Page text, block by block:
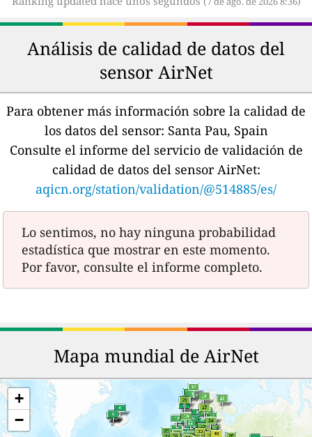
Análisis de calidad de datos del
sensor AirNet
Para obtener más información sobre la calidad de
los datos del sensor: Santa Pau, Spain
Consulte el informe del servicio de validación de
calidad de datos del sensor AirNet:
aqicn.org/station/validation/@514885/es/
Lo sentimos, no hay ninguna probabilidad
estadística que mostrar en este momento.
Por favor, consulte el informe completo.
Mapa mundial de AirNet
+
−